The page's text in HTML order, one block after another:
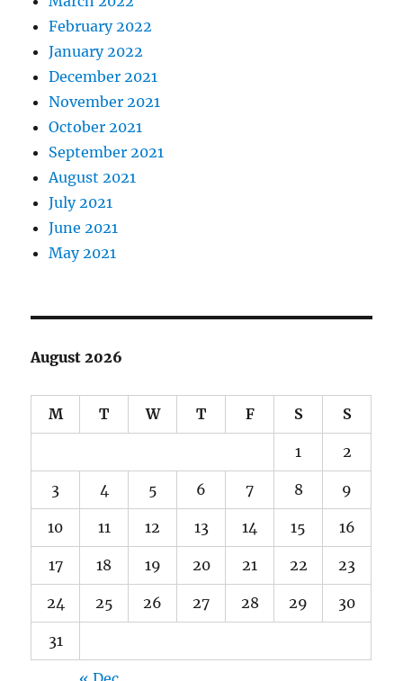
February 2022
January 2022
December 2021
November 2021
October 2021
September 2021
August 2021
July 2021
June 2021
May 2021
August 2026
M T W T F S S
1 2
3 4 5 6 7 8 9
10 11 12 13 14 15 16
17 18 19 20 21 22 23
24 25 26 27 28 29 30
31